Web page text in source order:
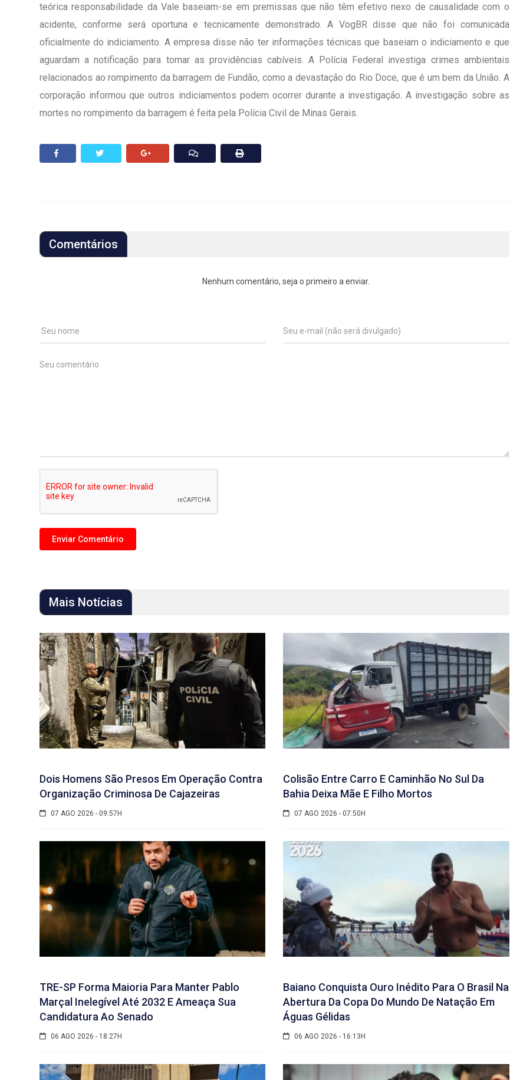
teórica responsabilidade da Vale baseiam-se em premissas que não têm efetivo nexo de causalidade com o
acidente, conforme será oportuna e tecnicamente demonstrado. A VogBR disse que não foi comunicada
oficialmente do indiciamento. A empresa disse não ter informações técnicas que baseiam o indiciamento e que
aguardam a notificação para tomar as providências cabíveis. A Polícia Federal investiga crimes ambientais
relacionados ao rompimento da barragem de Fundão, como a devastação do Rio Doce, que é um bem da União. A
corporação informou que outros indiciamentos podem ocorrer durante a investigação. A investigação sobre as
mortes no rompimento da barragem é feita pela Polícia Civil de Minas Gerais.
Comentários
Nenhum comentário, seja o primeiro a enviar.
Mais Notícias
Dois Homens São Presos Em Operação Contra
Organização Criminosa De Cajazeiras
07 AGO 2026 - 09:57H
Colisão Entre Carro E Caminhão No Sul Da
Bahia Deixa Mãe E Filho Mortos
07 AGO 2026 - 07:50H
TRE-SP Forma Maioria Para Manter Pablo
Marçal Inelegível Até 2032 E Ameaça Sua
Candidatura Ao Senado
06 AGO 2026 - 18:27H
Baiano Conquista Ouro Inédito Para O Brasil Na
Abertura Da Copa Do Mundo De Natação Em
Águas Gélidas
06 AGO 2026 - 16:13H